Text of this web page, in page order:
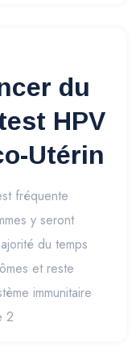
du
HPV
Utérin
fréquente
y seront
du temps
et reste
immunitaire
2